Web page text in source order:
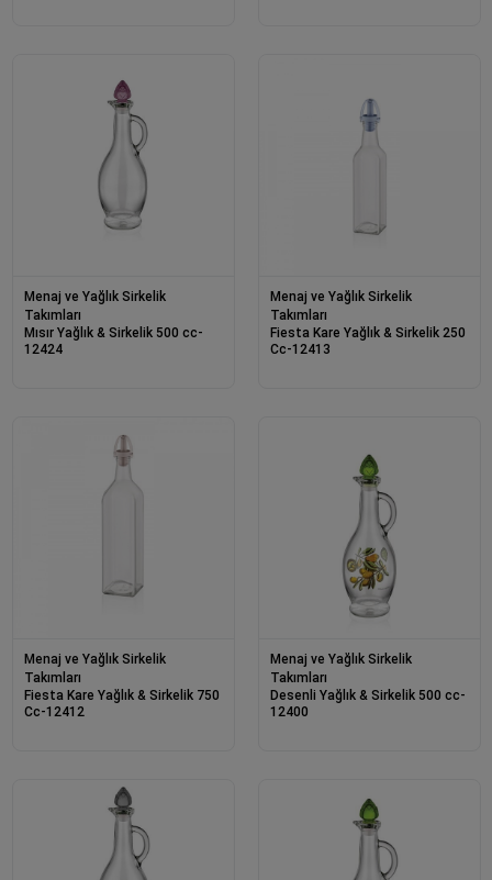
Menaj ve Yağlık Sirkelik
Takımları
Mısır Yağlık & Sirkelik 500 cc-
12424
Menaj ve Yağlık Sirkelik
Takımları
Fiesta Kare Yağlık & Sirkelik 250
Cc-12413
Menaj ve Yağlık Sirkelik
Takımları
Fiesta Kare Yağlık & Sirkelik 750
Cc-12412
Menaj ve Yağlık Sirkelik
Takımları
Desenli Yağlık & Sirkelik 500 cc-
12400